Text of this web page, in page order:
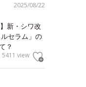
2025/08/22
新・シワ改
セラム」の
？
5411 view